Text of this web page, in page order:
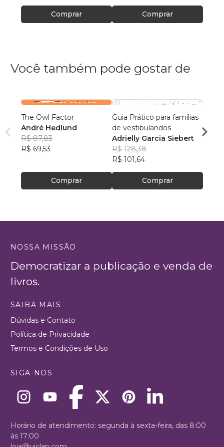
Comprar Comprar
Você também pode gostar de
The Owl Factor
André Hedlund
R$ 87,83
R$ 69,53
Comprar
Guia Prático para famílias
de vestibulandos
Adrielly Garcia Siebert
R$ 128,38
R$ 101,64
Comprar
R$
NOSSA MISSÃO
Democratizar a publicação e venda de
livros.
SAIBA MAIS
Dúvidas e Contato
Política de Privacidade
Termos e Condições de Uso
SIGA-NOS
Horário de atendimento: segunda à sexta-feira, das 8:00
às 17:00